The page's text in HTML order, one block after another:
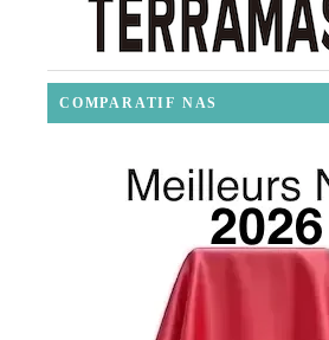
COMPARATIF NAS